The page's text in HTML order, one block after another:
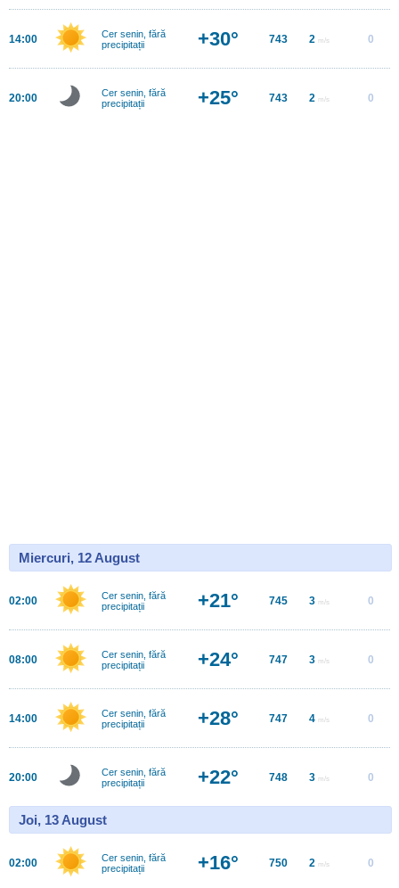
14:00
Cer senin, fără
precipitații
+30° 743 2 m/s 0
20:00
Cer senin, fără
precipitații
+25° 743 2 m/s 0
Miercuri, 12 August
02:00
Cer senin, fără
precipitații
+21° 745 3 m/s 0
08:00
Cer senin, fără
precipitații
+24° 747 3 m/s 0
14:00
Cer senin, fără
precipitații
+28° 747 4 m/s 0
20:00
Cer senin, fără
precipitații
+22° 748 3 m/s 0
Joi, 13 August
02:00
Cer senin, fără
precipitații
+16° 750 2 m/s 0